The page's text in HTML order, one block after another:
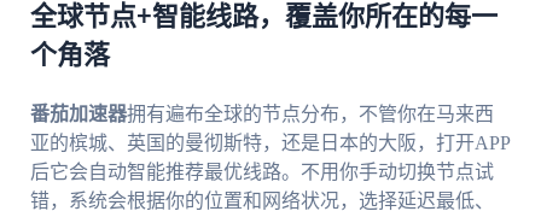
全球节点+智能线路，覆盖你所在的每一
个角落
番茄加速器拥有遍布全球的节点分布，不管你在马来西
亚的槟城、英国的曼彻斯特，还是日本的大阪，打开APP
后它会自动智能推荐最优线路。不用你手动切换节点试
错，系统会根据你的位置和网络状况，选择延迟最低、